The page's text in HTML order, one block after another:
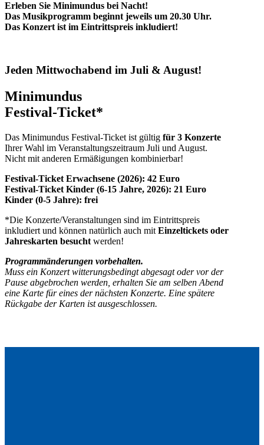
Erleben Sie Minimundus bei Nacht!
Das Musikprogramm beginnt jeweils um 20.30 Uhr.
Das Konzert ist im Eintrittspreis inkludiert!
Jeden Mittwochabend im Juli & August!
Minimundus
Festival-Ticket*
Das Minimundus Festival-Ticket ist gültig für 3 Konzerte
Ihrer Wahl im Veranstaltungszeitraum Juli und August.
Nicht mit anderen Ermäßigungen kombinierbar!
Festival-Ticket Erwachsene (2026): 42 Euro
Festival-Ticket Kinder (6-15 Jahre, 2026): 21 Euro
Kinder (0-5 Jahre): frei
*Die Konzerte/Veranstaltungen sind im Eintrittspreis
inkludiert und können natürlich auch mit Einzeltickets oder
Jahreskarten besucht werden!
Programmänderungen vorbehalten.
Muss ein Konzert witterungsbedingt abgesagt oder vor der
Pause abgebrochen werden, erhalten Sie am selben Abend
eine Karte für eines der nächsten Konzerte. Eine spätere
Rückgabe der Karten ist ausgeschlossen.